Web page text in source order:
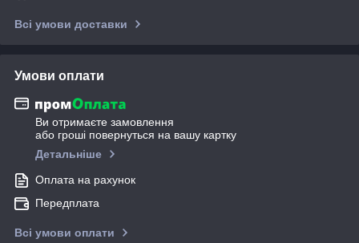
Всі умови доставки
Умови оплати
Ви отримаєте замовлення
або гроші повернуться на вашу картку
Детальніше
Оплата на рахунок
Передплата
Всі умови оплати